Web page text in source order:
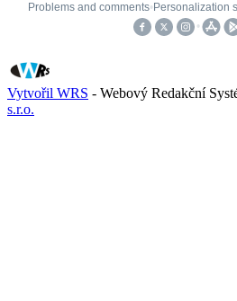
Vytvořil WRS - Webový Redakční
s.r.o.